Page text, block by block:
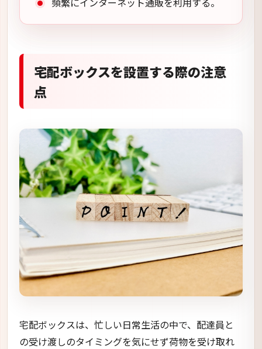
宅配ボックスを設置する際の注意
点
宅配ボックスは、忙しい日常生活の中で、配達員と
の受け渡しのタイミングを気にせず荷物を受け取れ